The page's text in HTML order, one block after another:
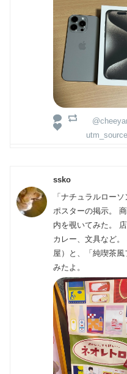
ssko
「ナチュラルロー
ポスターの掲示。
内を覗いてみた。
カレー、文具など
屋）と、「純喫茶
みたよ。